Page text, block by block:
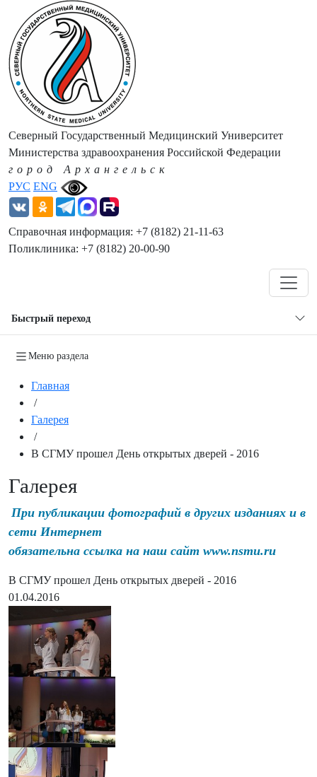
РУС ENG
Северный Государственный Медицинский Университет
Министерства здравоохранения Российской Федерации
город Архангельск
Справочная информация: +7 (8182) 21-11-63
Поликлиника: +7 (8182) 20-00-90
Быстрый переход
Меню раздела
Главная
/
Галерея
/
В СГМУ прошел День открытых дверей - 2016
Галерея
При публикации фотографий в других изданиях и в
сети Интернет
обязательна ссылка на наш сайт www.nsmu.ru
В СГМУ прошел День открытых дверей - 2016
01.04.2016